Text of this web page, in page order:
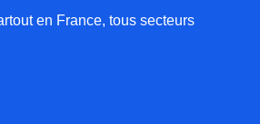
en France, tous secteurs